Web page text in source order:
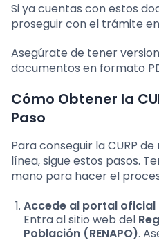
Si ya cuentas con estos
proseguir con el trámite
Asegúrate de tener
documentos en formato
Cómo Obtener la
Paso
Para conseguir la CURP
línea, sigue estos pasos.
mano para hacer el
Accede al portal oficial
Entra al sitio web del
Población (RENAPO).